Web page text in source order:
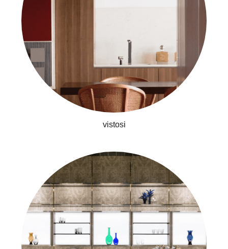
06-2951998
ADDRESS
台南市安平區永華路二段869號
FOLLOW US
vistosi